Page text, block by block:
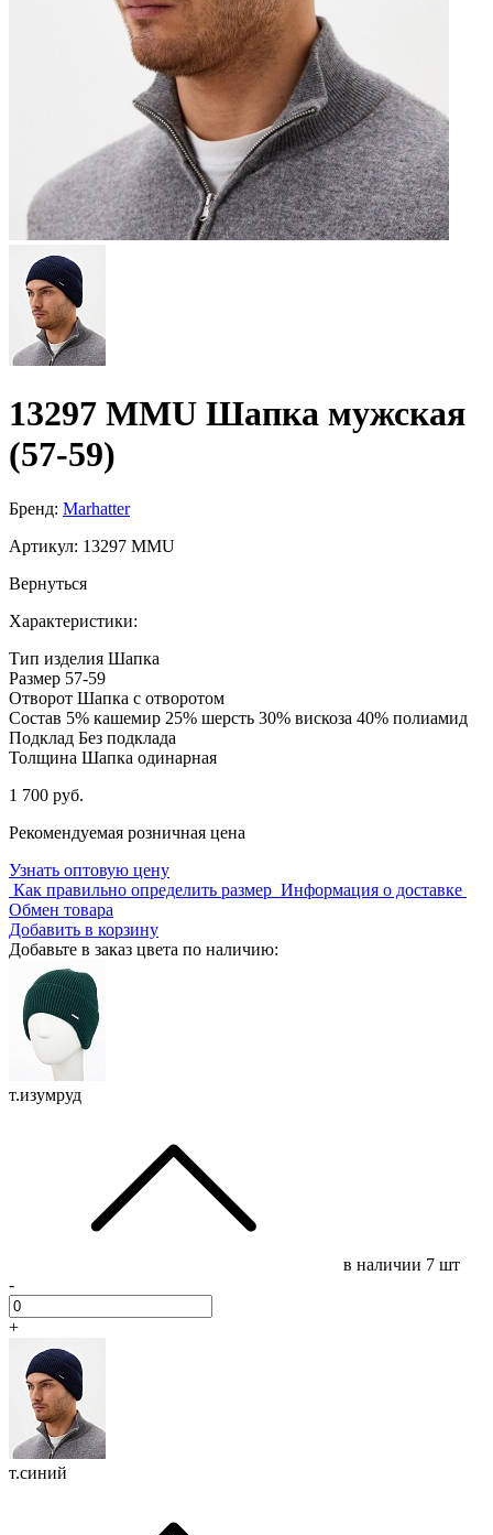
13297 MMU Шапка мужская
(57-59)
Бренд: Marhatter
Артикул: 13297 MMU
Вернуться
Характеристики:
Тип изделия Шапка
Размер 57-59
Отворот Шапка с отворотом
Состав 5% кашемир 25% шерсть 30% вискоза 40% полиамид
Подклад Без подклада
Толщина Шапка одинарная
1 700 руб.
Рекомендуемая розничная цена
Узнать оптовую цену
Как правильно определить размер Информация о доставке
Обмен товара
Добавить в корзину
Добавьте в заказ цвета по наличию:
т.изумруд
в наличии 7 шт
-
+
т.синий